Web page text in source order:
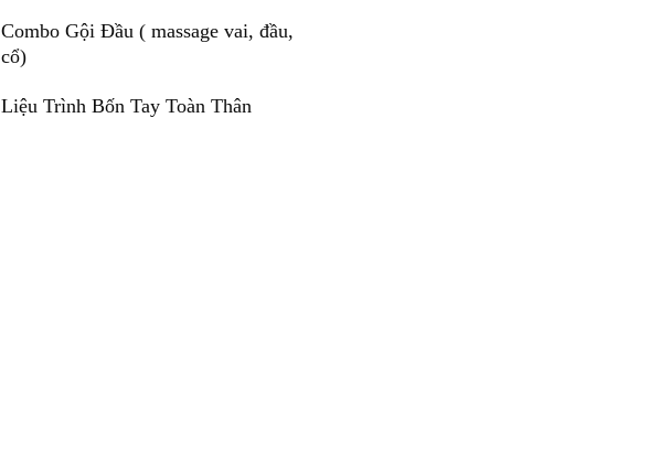
Combo Gội Đầu ( massage vai, đầu,
cổ)
Liệu Trình Bốn Tay Toàn Thân